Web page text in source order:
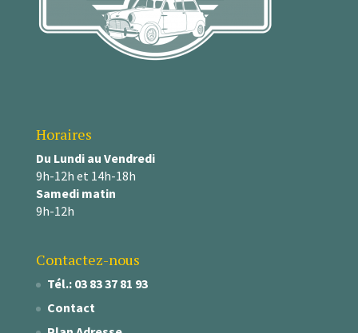
Horaires
Du Lundi au Vendredi
9h-12h et 14h-18h
Samedi matin
9h-12h
Contactez-nous
Tél.: 03 83 37 81 93
Contact